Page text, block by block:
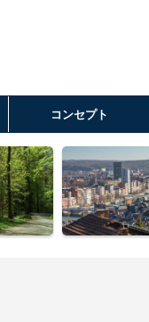
コンセプト